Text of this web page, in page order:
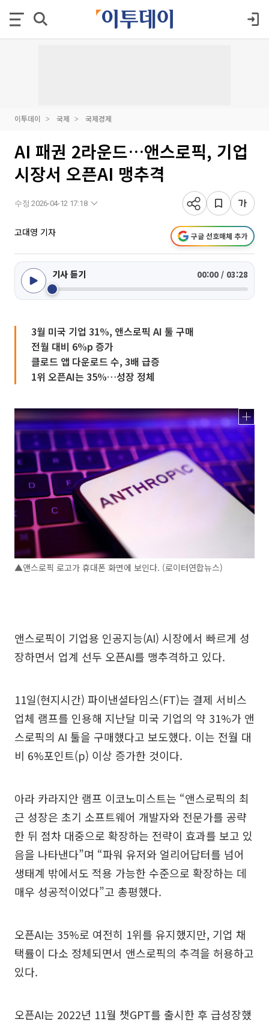
이투데이 국제 국제경제
AI 패권 2라운드…앤스로픽, 기업
시장서 오픈AI 맹추격
수정 2026-04-12 17:18
고대영 기자 구글 선호매체 추가
기사 듣기 00:00 / 03:28
3월 미국 기업 31%, 앤스로픽 AI 툴 구매
전월 대비 6%p 증가
클로드 앱 다운로드 수, 3배 급증
1위 오픈AI는 35%…성장 정체
▲앤스로픽 로고가 휴대폰 화면에 보인다. (로이터연합뉴스)
앤스로픽이 기업용 인공지능(AI) 시장에서 빠르게 성
장하면서 업계 선두 오픈AI를 맹추격하고 있다.
11일(현지시간) 파이낸셜타임스(FT)는 결제 서비스
업체 램프를 인용해 지난달 미국 기업의 약 31%가 앤
스로픽의 AI 툴을 구매했다고 보도했다. 이는 전월 대
비 6%포인트(p) 이상 증가한 것이다.
아라 카라지안 램프 이코노미스트는 “앤스로픽의 최
근 성장은 초기 소프트웨어 개발자와 전문가를 공략
한 뒤 점차 대중으로 확장하는 전략이 효과를 보고 있
음을 나타낸다”며 “파워 유저와 얼리어답터를 넘어
생태계 밖에서도 적용 가능한 수준으로 확장하는 데
매우 성공적이었다”고 총평했다.
오픈AI는 35%로 여전히 1위를 유지했지만, 기업 채
택률이 다소 정체되면서 앤스로픽의 추격을 허용하고
있다.
오픈AI는 2022년 11월 챗GPT를 출시한 후 급성장했